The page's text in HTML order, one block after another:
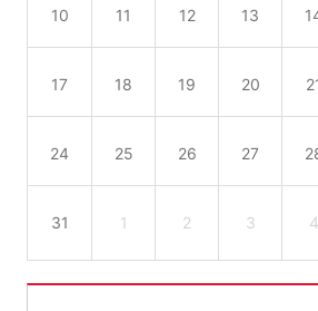
10 11 12 13
17 18 19 20
24 25 26 27
31 1 2 3 4